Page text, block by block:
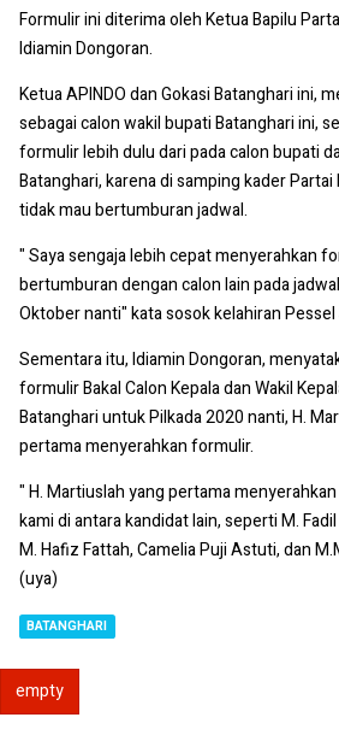
Formulir ini diterima oleh Ketua Bapilu
Idiamin Dongoran.
Ketua APINDO dan Gokasi Batanghari ini,
sebagai calon wakil bupati Batanghari ini,
formulir lebih dulu dari pada calon bupati
Batanghari, karena di samping kader
tidak mau bertumburan jadwal.
" Saya sengaja lebih cepat menyerahkan
bertumburan dengan calon lain pada
Oktober nanti" kata sosok kelahiran Pessel
Sementara itu, Idiamin Dongoran,
formulir Bakal Calon Kepala dan Wakil
Batanghari untuk Pilkada 2020 nanti, H.
pertama menyerahkan formulir.
" H. Martiuslah yang pertama
kami di antara kandidat lain, seperti M.
M. Hafiz Fattah, Camelia Puji Astuti, dan
(uya)
BATANGHARI
empty